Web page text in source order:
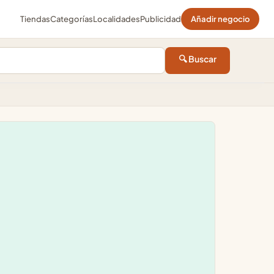
TiendasCategoríasLocalidadesPublicidad Añadir negocio
🔍 Buscar